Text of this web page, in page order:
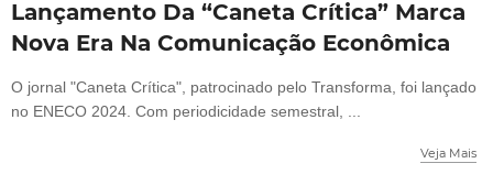
Lançamento Da “Caneta Crítica” Marca
Nova Era Na Comunicação Econômica
O jornal "Caneta Crítica", patrocinado pelo Transforma, foi lançado
no ENECO 2024. Com periodicidade semestral, ...
Veja Mais